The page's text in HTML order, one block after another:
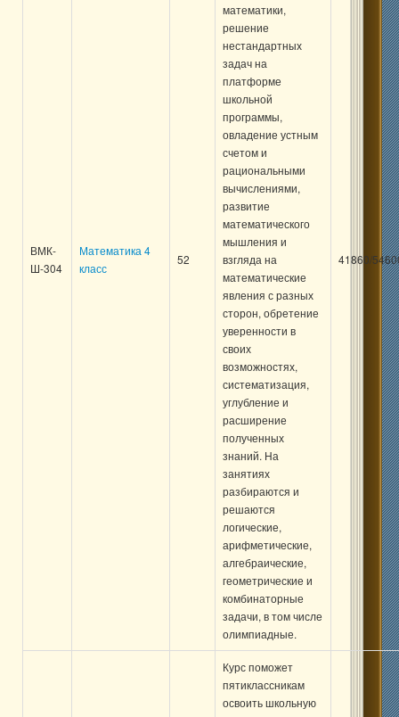
ВМК-
Ш-304
Математика 4
класс
52
математики,
решение
нестандартных
задач на
платформе
школьной
программы,
овладение устным
счетом и
рациональными
вычислениями,
развитие
математического
мышления и
взгляда на
математические
явления с разных
сторон, обретение
уверенности в
своих
возможностях,
систематизация,
углубление и
расширение
полученных
знаний. На
занятиях
разбираются и
решаются
логические,
арифметические,
алгебраические,
геометрические и
комбинаторные
задачи, в том числе
олимпиадные.
41860/
Курс поможет
пятиклассникам
освоить школьную